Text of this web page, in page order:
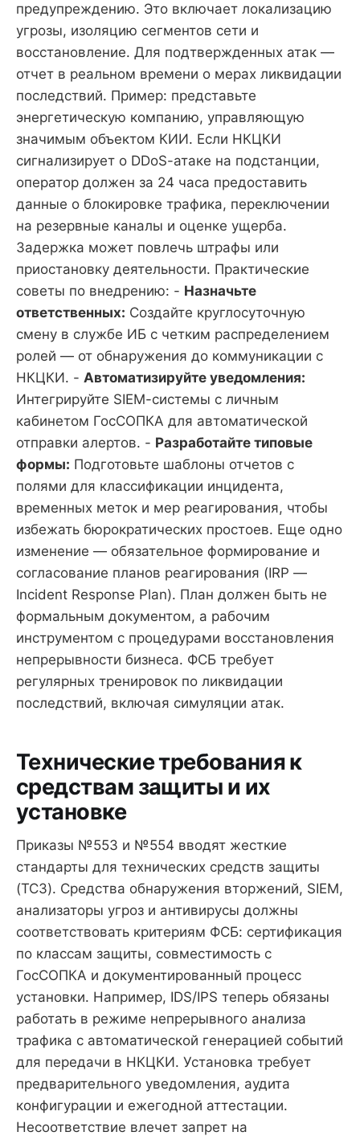
предупреждению. Это включает локализацию
угрозы, изоляцию сегментов сети и
восстановление. Для подтвержденных атак —
отчет в реальном времени о мерах ликвидации
последствий. Пример: представьте
энергетическую компанию, управляющую
значимым объектом КИИ. Если НКЦКИ
сигнализирует о DDoS-атаке на подстанции,
оператор должен за 24 часа предоставить
данные о блокировке трафика, переключении
на резервные каналы и оценке ущерба.
Задержка может повлечь штрафы или
приостановку деятельности. Практические
советы по внедрению: - Назначьте
ответственных: Создайте круглосуточную
смену в службе ИБ с четким распределением
ролей — от обнаружения до коммуникации с
НКЦКИ. - Автоматизируйте уведомления:
Интегрируйте SIEM-системы с личным
кабинетом ГосСОПКА для автоматической
отправки алертов. - Разработайте типовые
формы: Подготовьте шаблоны отчетов с
полями для классификации инцидента,
временных меток и мер реагирования, чтобы
избежать бюрократических простоев. Еще одно
изменение — обязательное формирование и
согласование планов реагирования (IRP —
Incident Response Plan). План должен быть не
формальным документом, а рабочим
инструментом с процедурами восстановления
непрерывности бизнеса. ФСБ требует
регулярных тренировок по ликвидации
последствий, включая симуляции атак.
Технические требования к
средствам защиты и их
установке
Приказы №553 и №554 вводят жесткие
стандарты для технических средств защиты
(ТСЗ). Средства обнаружения вторжений, SIEM,
анализаторы угроз и антивирусы должны
соответствовать критериям ФСБ: сертификация
по классам защиты, совместимость с
ГосСОПКА и документированный процесс
установки. Например, IDS/IPS теперь обязаны
работать в режиме непрерывного анализа
трафика с автоматической генерацией событий
для передачи в НКЦКИ. Установка требует
предварительного уведомления, аудита
конфигурации и ежегодной аттестации.
Несоответствие влечет запрет на